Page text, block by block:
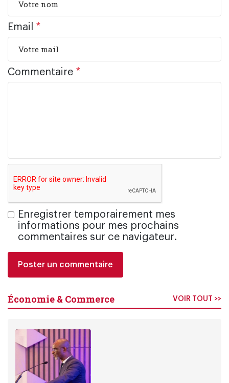
Email *
Commentaire *
Enregistrer temporairement mes
informations pour mes prochains
commentaires sur ce navigateur.
Économie & Commerce VOIR TOUT >>